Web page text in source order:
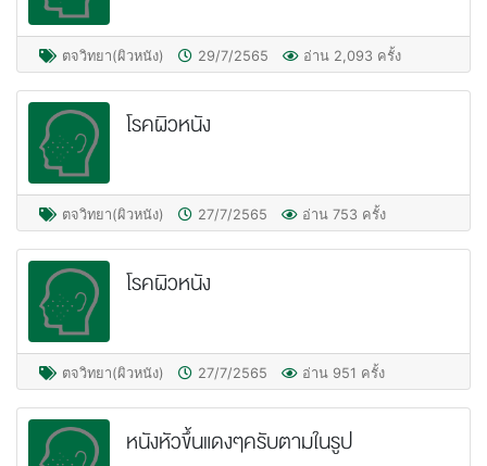
ตจวิทยา(ผิวหนัง) 29/7/2565 อ่าน 2,093 ครั้ง
โรคผิวหนัง
ตจวิทยา(ผิวหนัง) 27/7/2565 อ่าน 753 ครั้ง
โรคผิวหนัง
ตจวิทยา(ผิวหนัง) 27/7/2565 อ่าน 951 ครั้ง
หนังหัวขึ้นแดงๆครับตามในรูป